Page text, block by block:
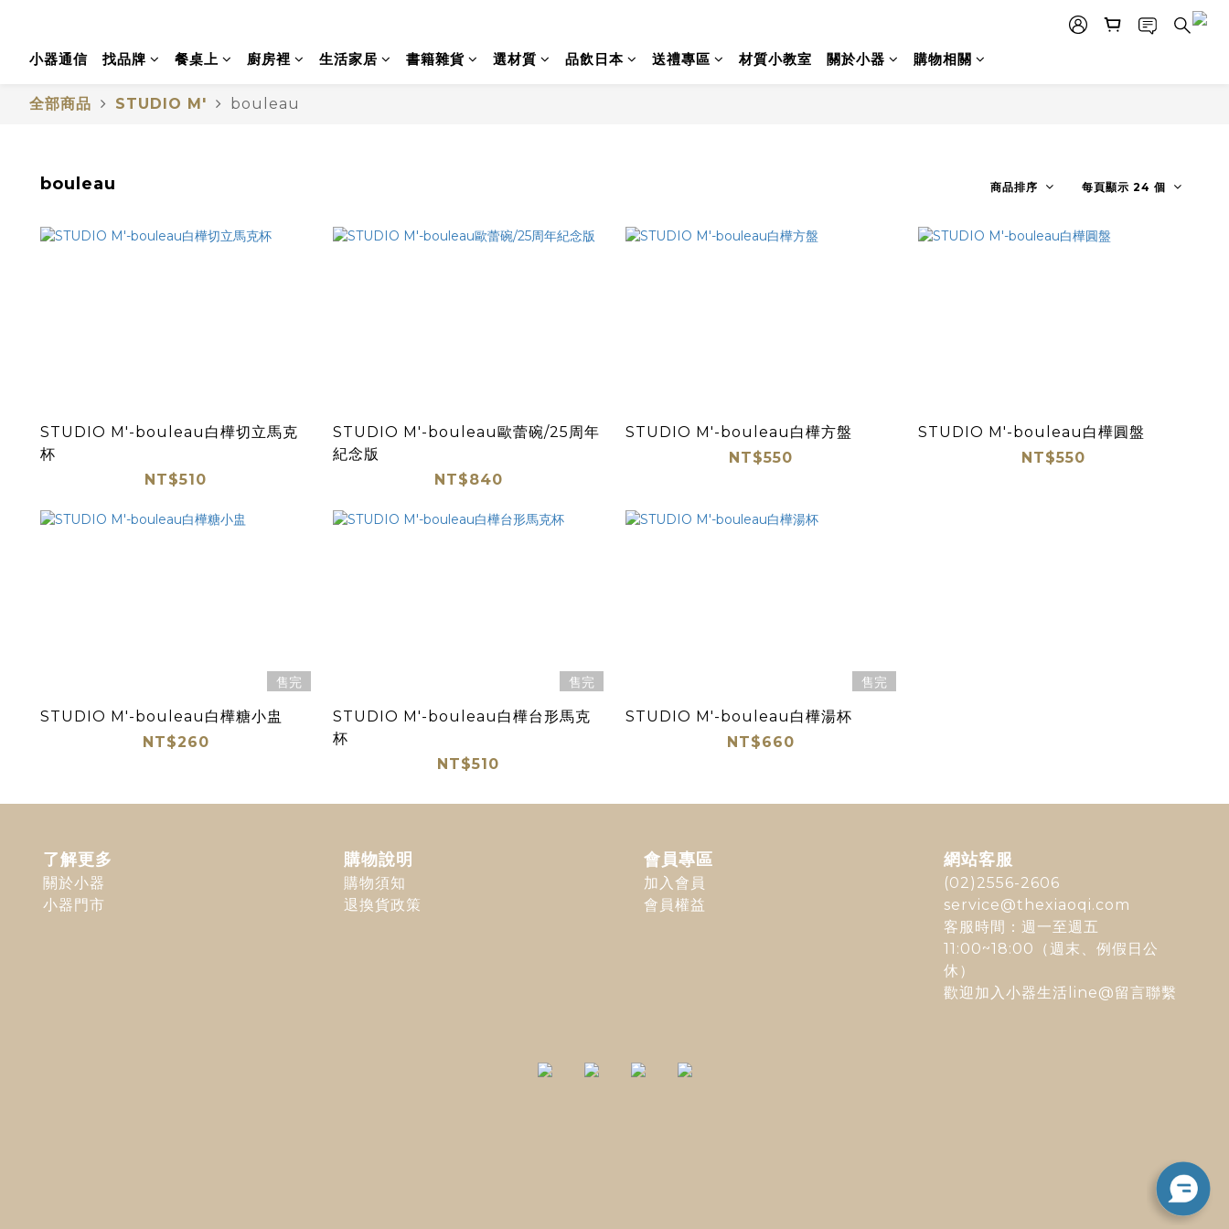
小器通信 找品牌 餐桌上 廚房裡 生活家居 書籍雜貨 選材質 品飲日本 送禮專區 材質小教室 關於小器 購物相關
全部商品 STUDIO M' bouleau
bouleau 商品排序 每頁顯示 24 個
STUDIO M'-bouleau白樺切立馬克
杯
NT$510
STUDIO M'-bouleau歐蕾碗/25周年
紀念版
NT$840
STUDIO M'-bouleau白樺方盤
NT$550
STUDIO M'-bouleau白樺圓盤
NT$550
售完
STUDIO M'-bouleau白樺糖小盅
NT$260
售完
STUDIO M'-bouleau白樺台形馬克
杯
NT$510
售完
STUDIO M'-bouleau白樺湯杯
NT$660
了解更多
關於小器
小器門市
購物說明
購物須知
退換貨政策
會員專區
加入會員
會員權益
網站客服
(02)2556-2606
service@thexiaoqi.com
客服時間：週一至週五
11:00~18:00（週末、例假日公
休）
歡迎加入 小器生活line@留言聯繫